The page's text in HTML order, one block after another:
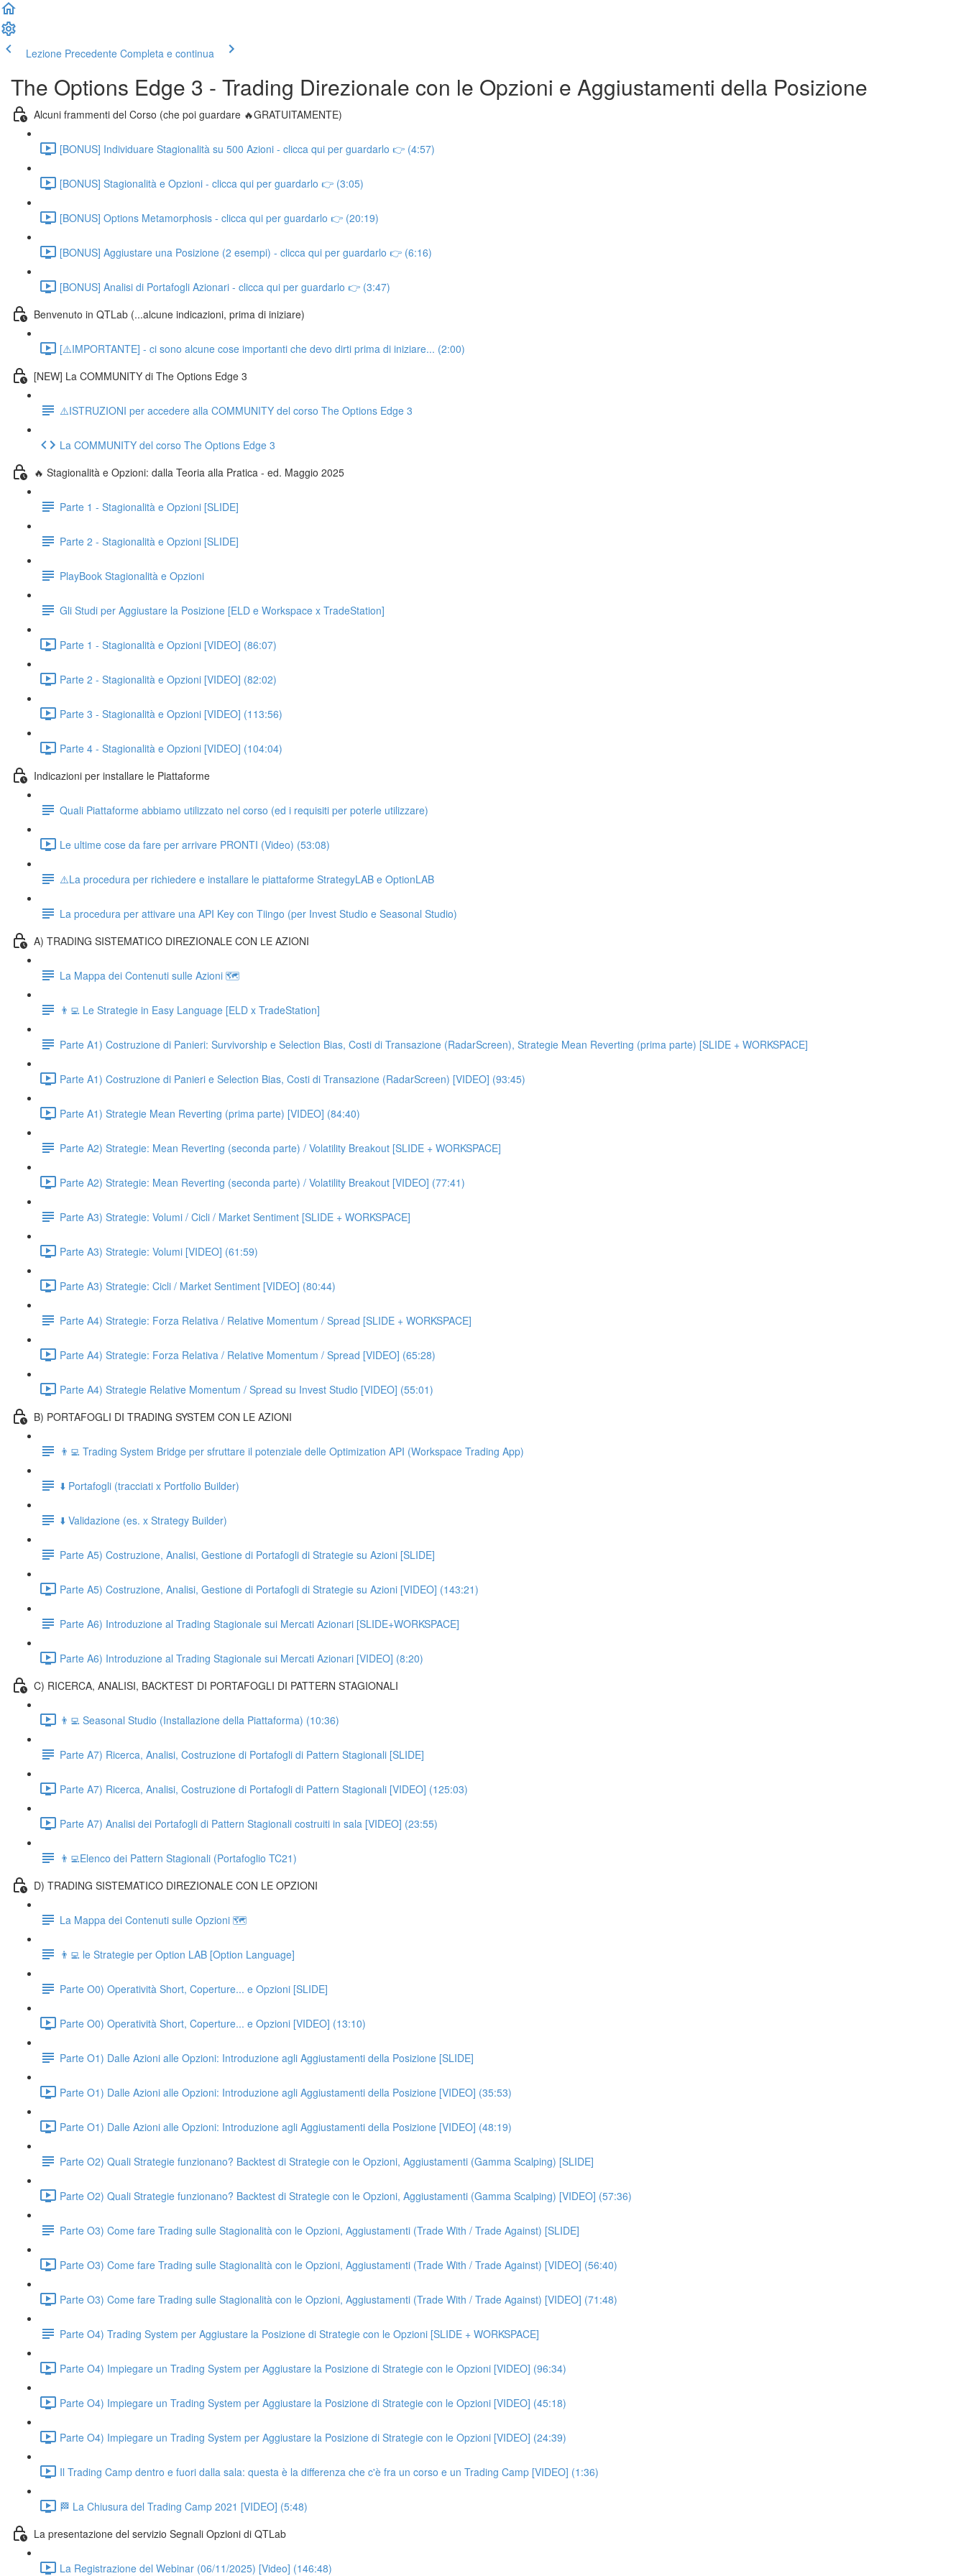
Lezione Precedente Completa e continua
The Options Edge 3 - Trading Direzionale con le Opzioni e Aggiustamenti della Posizione
Alcuni frammenti del Corso (che poi guardare 🔥GRATUITAMENTE)
[BONUS] Individuare Stagionalità su 500 Azioni - clicca qui per guardarlo 👉 (4:57)
[BONUS] Stagionalità e Opzioni - clicca qui per guardarlo 👉 (3:05)
[BONUS] Options Metamorphosis - clicca qui per guardarlo 👉 (20:19)
[BONUS] Aggiustare una Posizione (2 esempi) - clicca qui per guardarlo 👉 (6:16)
[BONUS] Analisi di Portafogli Azionari - clicca qui per guardarlo 👉 (3:47)
Benvenuto in QTLab (...alcune indicazioni, prima di iniziare)
[⚠️IMPORTANTE] - ci sono alcune cose importanti che devo dirti prima di iniziare... (2:00)
[NEW] La COMMUNITY di The Options Edge 3
⚠️ISTRUZIONI per accedere alla COMMUNITY del corso The Options Edge 3
La COMMUNITY del corso The Options Edge 3
🔥 Stagionalità e Opzioni: dalla Teoria alla Pratica - ed. Maggio 2025
Parte 1 - Stagionalità e Opzioni [SLIDE]
Parte 2 - Stagionalità e Opzioni [SLIDE]
PlayBook Stagionalità e Opzioni
Gli Studi per Aggiustare la Posizione [ELD e Workspace x TradeStation]
Parte 1 - Stagionalità e Opzioni [VIDEO] (86:07)
Parte 2 - Stagionalità e Opzioni [VIDEO] (82:02)
Parte 3 - Stagionalità e Opzioni [VIDEO] (113:56)
Parte 4 - Stagionalità e Opzioni [VIDEO] (104:04)
Indicazioni per installare le Piattaforme
Quali Piattaforme abbiamo utilizzato nel corso (ed i requisiti per poterle utilizzare)
Le ultime cose da fare per arrivare PRONTI (Video) (53:08)
⚠️La procedura per richiedere e installare le piattaforme StrategyLAB e OptionLAB
La procedura per attivare una API Key con Tiingo (per Invest Studio e Seasonal Studio)
A) TRADING SISTEMATICO DIREZIONALE CON LE AZIONI
La Mappa dei Contenuti sulle Azioni 🗺
👨‍💻 Le Strategie in Easy Language [ELD x TradeStation]
Parte A1) Costruzione di Panieri: Survivorship e Selection Bias, Costi di Transazione (RadarScreen), Strategie Mean Reverting (prima parte) [SLIDE + WORKSPACE]
Parte A1) Costruzione di Panieri e Selection Bias, Costi di Transazione (RadarScreen) [VIDEO] (93:45)
Parte A1) Strategie Mean Reverting (prima parte) [VIDEO] (84:40)
Parte A2) Strategie: Mean Reverting (seconda parte) / Volatility Breakout [SLIDE + WORKSPACE]
Parte A2) Strategie: Mean Reverting (seconda parte) / Volatility Breakout [VIDEO] (77:41)
Parte A3) Strategie: Volumi / Cicli / Market Sentiment [SLIDE + WORKSPACE]
Parte A3) Strategie: Volumi [VIDEO] (61:59)
Parte A3) Strategie: Cicli / Market Sentiment [VIDEO] (80:44)
Parte A4) Strategie: Forza Relativa / Relative Momentum / Spread [SLIDE + WORKSPACE]
Parte A4) Strategie: Forza Relativa / Relative Momentum / Spread [VIDEO] (65:28)
Parte A4) Strategie Relative Momentum / Spread su Invest Studio [VIDEO] (55:01)
B) PORTAFOGLI DI TRADING SYSTEM CON LE AZIONI
👨‍💻 Trading System Bridge per sfruttare il potenziale delle Optimization API (Workspace Trading App)
⬇️ Portafogli (tracciati x Portfolio Builder)
⬇️ Validazione (es. x Strategy Builder)
Parte A5) Costruzione, Analisi, Gestione di Portafogli di Strategie su Azioni [SLIDE]
Parte A5) Costruzione, Analisi, Gestione di Portafogli di Strategie su Azioni [VIDEO] (143:21)
Parte A6) Introduzione al Trading Stagionale sui Mercati Azionari [SLIDE+WORKSPACE]
Parte A6) Introduzione al Trading Stagionale sui Mercati Azionari [VIDEO] (8:20)
C) RICERCA, ANALISI, BACKTEST DI PORTAFOGLI DI PATTERN STAGIONALI
👨‍💻 Seasonal Studio (Installazione della Piattaforma) (10:36)
Parte A7) Ricerca, Analisi, Costruzione di Portafogli di Pattern Stagionali [SLIDE]
Parte A7) Ricerca, Analisi, Costruzione di Portafogli di Pattern Stagionali [VIDEO] (125:03)
Parte A7) Analisi dei Portafogli di Pattern Stagionali costruiti in sala [VIDEO] (23:55)
👨‍💻Elenco dei Pattern Stagionali (Portafoglio TC21)
D) TRADING SISTEMATICO DIREZIONALE CON LE OPZIONI
La Mappa dei Contenuti sulle Opzioni 🗺
👨‍💻 le Strategie per Option LAB [Option Language]
Parte O0) Operatività Short, Coperture... e Opzioni [SLIDE]
Parte O0) Operatività Short, Coperture... e Opzioni [VIDEO] (13:10)
Parte O1) Dalle Azioni alle Opzioni: Introduzione agli Aggiustamenti della Posizione [SLIDE]
Parte O1) Dalle Azioni alle Opzioni: Introduzione agli Aggiustamenti della Posizione [VIDEO] (35:53)
Parte O1) Dalle Azioni alle Opzioni: Introduzione agli Aggiustamenti della Posizione [VIDEO] (48:19)
Parte O2) Quali Strategie funzionano? Backtest di Strategie con le Opzioni, Aggiustamenti (Gamma Scalping) [SLIDE]
Parte O2) Quali Strategie funzionano? Backtest di Strategie con le Opzioni, Aggiustamenti (Gamma Scalping) [VIDEO] (57:36)
Parte O3) Come fare Trading sulle Stagionalità con le Opzioni, Aggiustamenti (Trade With / Trade Against) [SLIDE]
Parte O3) Come fare Trading sulle Stagionalità con le Opzioni, Aggiustamenti (Trade With / Trade Against) [VIDEO] (56:40)
Parte O3) Come fare Trading sulle Stagionalità con le Opzioni, Aggiustamenti (Trade With / Trade Against) [VIDEO] (71:48)
Parte O4) Trading System per Aggiustare la Posizione di Strategie con le Opzioni [SLIDE + WORKSPACE]
Parte O4) Impiegare un Trading System per Aggiustare la Posizione di Strategie con le Opzioni [VIDEO] (96:34)
Parte O4) Impiegare un Trading System per Aggiustare la Posizione di Strategie con le Opzioni [VIDEO] (45:18)
Parte O4) Impiegare un Trading System per Aggiustare la Posizione di Strategie con le Opzioni [VIDEO] (24:39)
Il Trading Camp dentro e fuori dalla sala: questa è la differenza che c'è fra un corso e un Trading Camp [VIDEO] (1:36)
🏁 La Chiusura del Trading Camp 2021 [VIDEO] (5:48)
La presentazione del servizio Segnali Opzioni di QTLab
La Registrazione del Webinar (06/11/2025) [Video] (146:48)